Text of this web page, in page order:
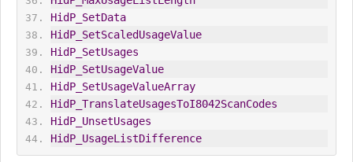
HidP_SetData
HidP_SetScaledUsageValue
HidP_SetUsages
HidP_SetUsageValue
HidP_SetUsageValueArray
HidP_TranslateUsagesToI8042ScanCodes
HidP_UnsetUsages
HidP_UsageListDifference